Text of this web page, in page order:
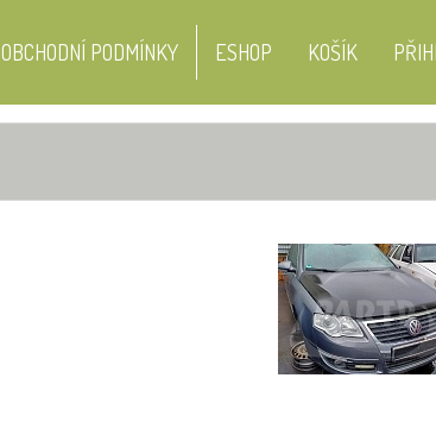
OBCHODNÍ PODMÍNKY ESHOP KOŠÍK